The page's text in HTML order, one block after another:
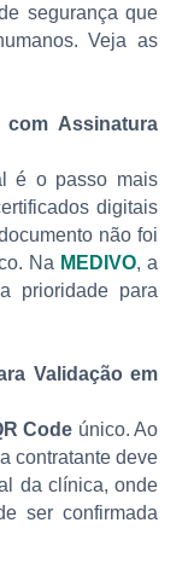
segurança que
Veja as
Assinatura
é o passo mais
digitais
não foi
Na MEDIVO, a
prioridade para
Validação em
Code único. Ao
contratante deve
da clínica, onde
ser confirmada